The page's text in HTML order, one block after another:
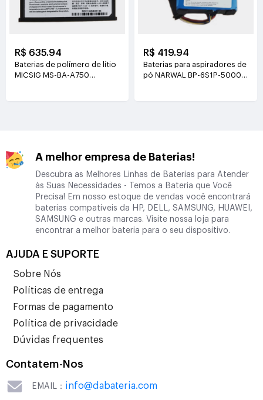
R$ 635.94
Baterias de polímero de lítio
MICSIG MS-BA-A750
R$ 419.94
Baterias para aspiradores de
pó NARWAL BP-6S1P-5000A
A melhor empresa de Baterias!
Descubra as Melhores Linhas de Baterias para Atender
às Suas Necessidades - Temos a Bateria que Você
Precisa! Em nosso estoque de vendas você encontrará
baterias compatíveis da HP, DELL, SAMSUNG, HUAWEI,
SAMSUNG e outras marcas. Visite nossa loja para
encontrar a melhor bateria para o seu dispositivo.
AJUDA E SUPORTE
Sobre Nós
Políticas de entrega
Formas de pagamento
Política de privacidade
Dúvidas frequentes
Contatem-Nos
EMAIL： info@dabateria.com